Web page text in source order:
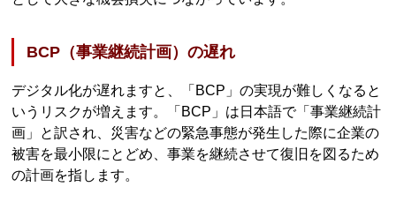
BCP（事業継続計画）の遅れ
デジタル化が遅れますと、「BCP」の実現が難しくなると
いうリスクが増えます。「BCP」は日本語で「事業継続計
画」と訳され、災害などの緊急事態が発生した際に企業の
被害を最小限にとどめ、事業を継続させて復旧を図るため
の計画を指します。